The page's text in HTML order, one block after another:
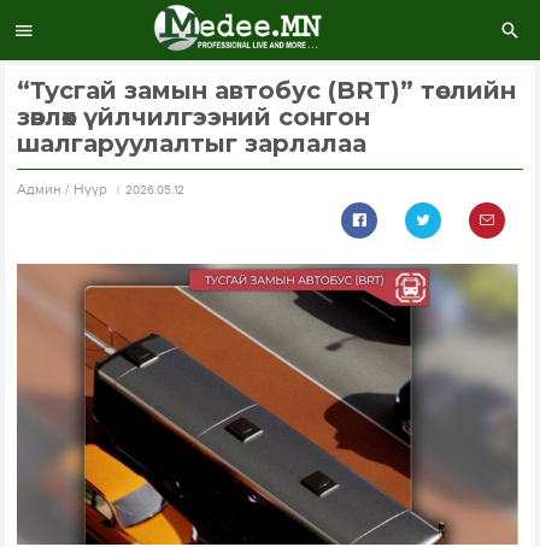
“Тусгай замын автобус (BRT)” төслийн
зөвлөх үйлчилгээний сонгон
шалгаруулалтыг зарлалаа
Aдмин / Нүүр 2026.05.12